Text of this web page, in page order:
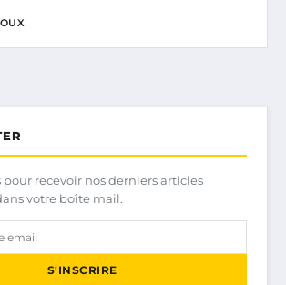
pour recevoir nos derniers articles
votre boîte mail.
S'INSCRIRE